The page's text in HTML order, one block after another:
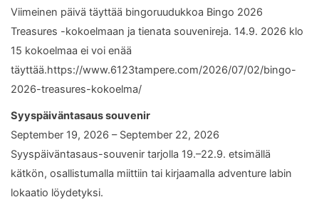
Viimeinen päivä täyttää bingoruudukkoa Bingo 2026
Treasures -kokoelmaan ja tienata souvenireja. 14.9. 2026 klo
15 kokoelmaa ei voi enää
täyttää.https://www.6123tampere.com/2026/07/02/bingo-
2026-treasures-kokoelma/
Syyspäiväntasaus souvenir
September 19, 2026 – September 22, 2026
Syyspäiväntasaus-souvenir tarjolla 19.–22.9. etsimällä
kätkön, osallistumalla miittiin tai kirjaamalla adventure labin
lokaatio löydetyksi.